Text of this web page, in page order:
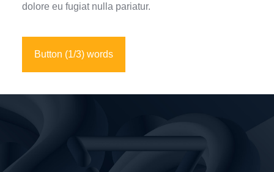
dolore eu fugiat nulla pariatur.
Button (1/3) words